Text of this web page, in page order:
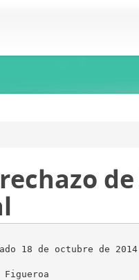
18 de octubre de 2014
Figueroa